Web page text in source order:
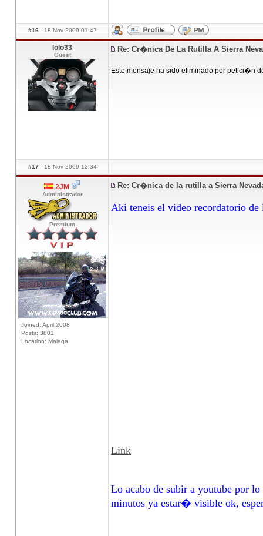
#16 18 Nov 2009 01:47
lolo33
Guest
Re: Cr�nica De La Rutilla A Sierra
Este mensaje ha sido eliminado por petici�n
#17 18 Nov 2009 12:34
2JM
Administrador
Premium
Joined: April 2008
Posts: 3801
Location: Malaga
Re: Cr�nica de la rutilla a Sierra
Aki teneis el video recordatorio
Link
Lo acabo de subir a youtube por
minutos ya estar� visible ok,